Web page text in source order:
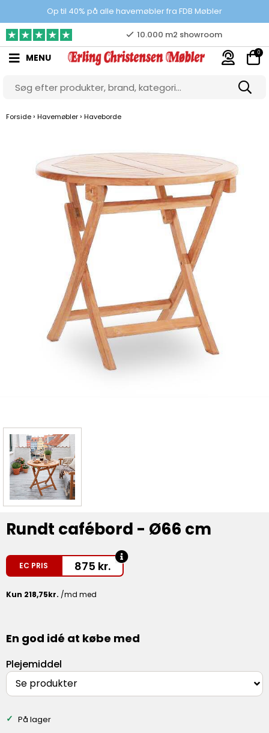
Op til 40% på alle havemøbler fra FDB Møbler
Prisgaranti
10.000 m2 showroom
Gratis & gode parkeringsforhold
MENU 0
Forside › Havemøbler › Haveborde
Rundt cafébord - Ø66 cm
EC PRIS 875 kr.
En god idé at købe med
Plejemiddel
Se produkter
På lager